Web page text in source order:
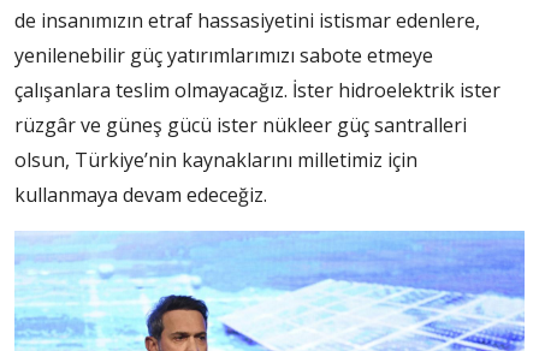
de insanımızın etraf hassasiyetini istismar edenlere,
yenilenebilir güç yatırımlarımızı sabote etmeye
çalışanlara teslim olmayacağız. İster hidroelektrik ister
rüzgâr ve güneş gücü ister nükleer güç santralleri
olsun, Türkiye’nin kaynaklarını milletimiz için
kullanmaya devam edeceğiz.